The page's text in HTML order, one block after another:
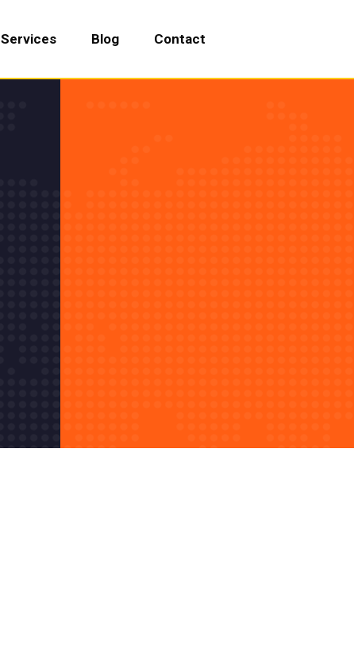
Services Blog Contact